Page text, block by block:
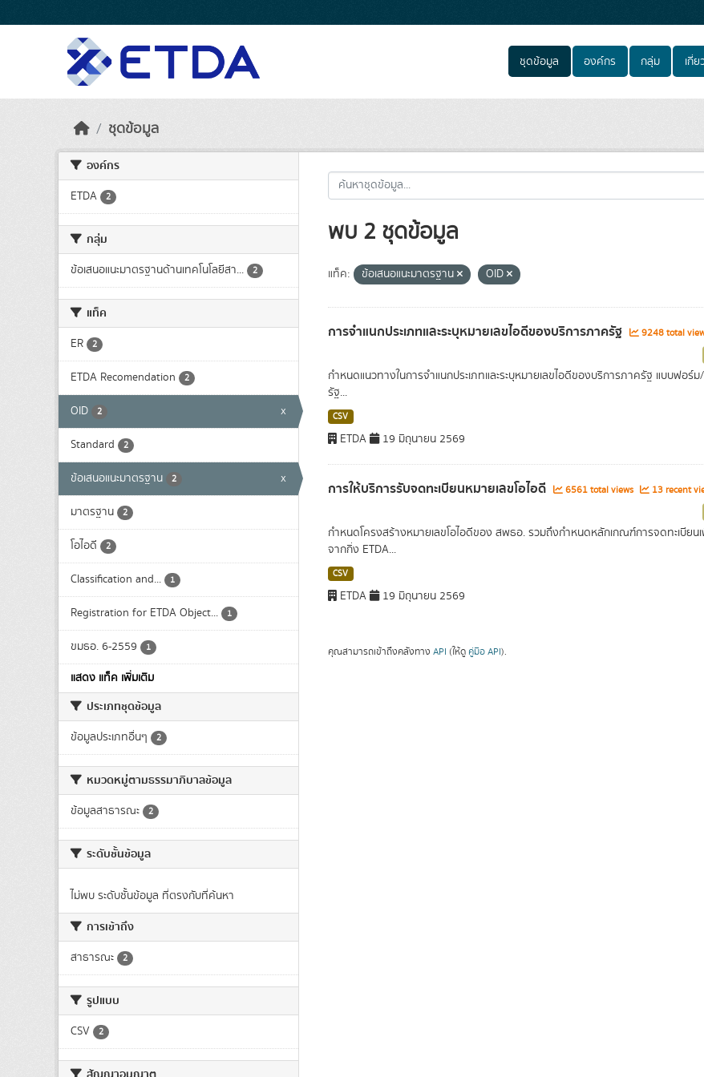
ชุดข้อมูล องค์กร กลุ่ม เกี่
ชุดข้อมูล
องค์กร
ETDA 2
กลุ่ม
ข้อเสนอแนะมาตรฐานด้านเทคโนโลยีสา... 2
แท็ค
ER 2
ETDA Recomendation 2
OID 2 x
Standard 2
ข้อเสนอแนะมาตรฐาน 2 x
มาตรฐาน 2
โอไอดี 2
Classification and... 1
Registration for ETDA Object... 1
ขมธอ. 6-2559 1
แสดง แท็ค เพิ่มเติม
ประเภทชุดข้อมูล
ข้อมูลประเภทอื่นๆ 2
หมวดหมู่ตามธรรมาภิบาลข้อมูล
ข้อมูลสาธารณะ 2
ระดับชั้นข้อมูล
ไม่พบ ระดับชั้นข้อมูล ที่ตรงกับที่ค้นหา
การเข้าถึง
สาธารณะ 2
รูปแบบ
CSV 2
พบ 2 ชุดข้อมูล
แท็ค: ข้อเสนอแนะมาตรฐาน OID
การจำแนกประเภทและระบุหมายเลขไอดีของบริการภาครัฐ 9248 total
กำหนดแนวทางในการจำแนกประเภทและระบุหมายเลขไอดีของบริการภาครัฐ แบบฟอ
รัฐ...
CSV
ETDA 19 มิถุนายน 2569
การให้บริการรับจดทะเบียนหมายเลขโอไอดี 6561 total views 13 recent
กำหนดโครงสร้างหมายเลขโอไอดีของ สพธอ. รวมถึงกำหนดหลักเกณฑ์การจดทะเบีย
จากกิ่ง ETDA...
CSV
ETDA 19 มิถุนายน 2569
คุณสามารถเข้าถึงคลังทาง API (ให้ดู คู่มือ API).